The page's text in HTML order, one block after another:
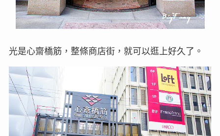
光是心齋橋筋，整條商店街，就可以逛上好久了。